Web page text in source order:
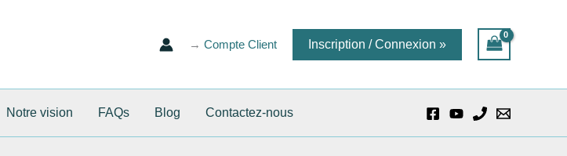
→Compte Client Inscription / Connexion »
Notre vision FAQs Blog Contactez-nous